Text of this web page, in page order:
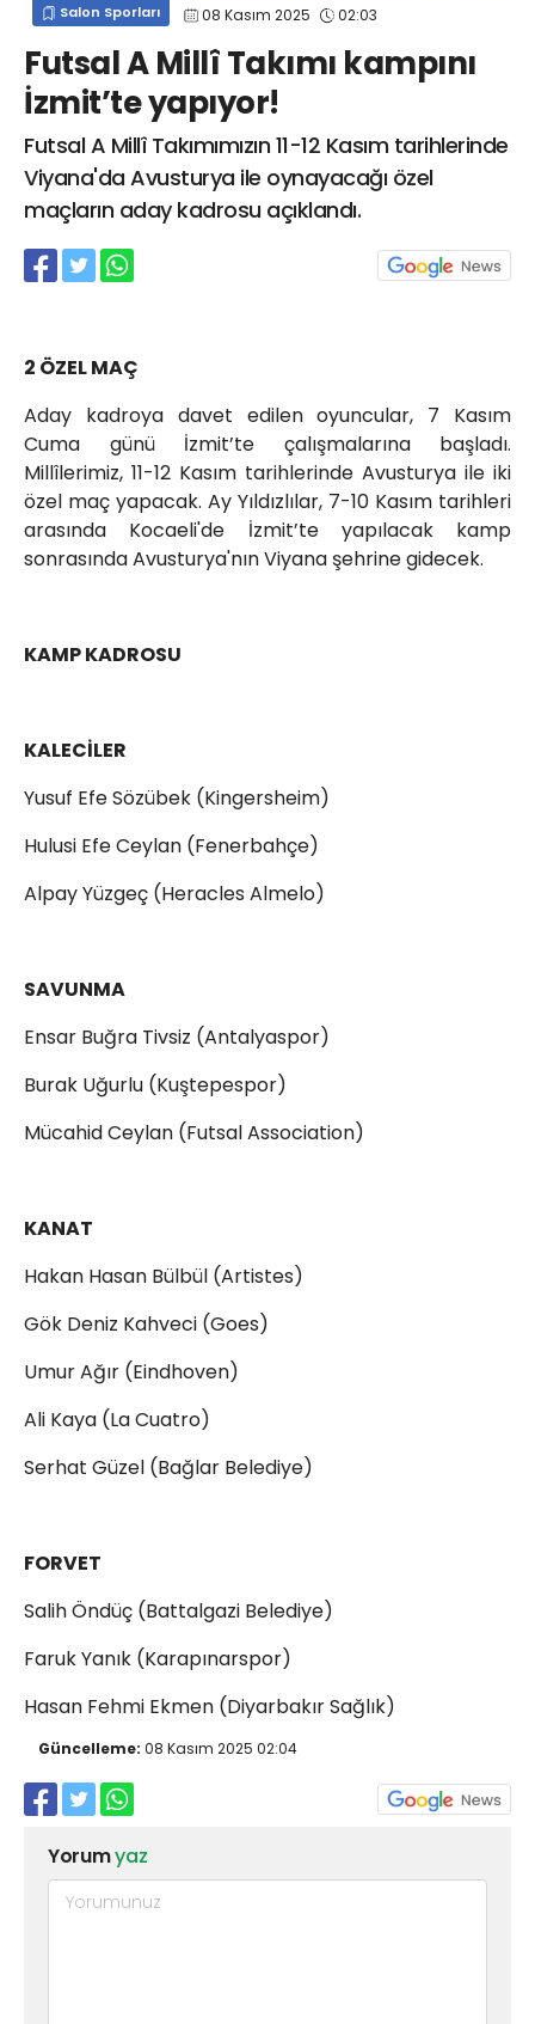
Salon Sporları 08 Kasım 2025 02:03
Futsal A Millî Takımı kampını
İzmit’te yapıyor!
Futsal A Millî Takımımızın 11-12 Kasım tarihlerinde
Viyana'da Avusturya ile oynayacağı özel
maçların aday kadrosu açıklandı.
2 ÖZEL MAÇ
Aday kadroya davet edilen oyuncular, 7 Kasım
Cuma günü İzmit’te çalışmalarına başladı.
Millîlerimiz, 11-12 Kasım tarihlerinde Avusturya ile iki
özel maç yapacak. Ay Yıldızlılar, 7-10 Kasım tarihleri
arasında Kocaeli'de İzmit’te yapılacak kamp
sonrasında Avusturya'nın Viyana şehrine gidecek.
KAMP KADROSU
KALECİLER
Yusuf Efe Sözübek (Kingersheim)
Hulusi Efe Ceylan (Fenerbahçe)
Alpay Yüzgeç (Heracles Almelo)
SAVUNMA
Ensar Buğra Tivsiz (Antalyaspor)
Burak Uğurlu (Kuştepespor)
Mücahid Ceylan (Futsal Association)
KANAT
Hakan Hasan Bülbül (Artistes)
Gök Deniz Kahveci (Goes)
Umur Ağır (Eindhoven)
Ali Kaya (La Cuatro)
Serhat Güzel (Bağlar Belediye)
FORVET
Salih Öndüç (Battalgazi Belediye)
Faruk Yanık (Karapınarspor)
Hasan Fehmi Ekmen (Diyarbakır Sağlık)
Güncelleme: 08 Kasım 2025 02:04
Yorumyaz
info@spor41.com